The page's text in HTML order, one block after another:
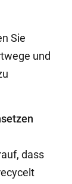
Sie
und
dass